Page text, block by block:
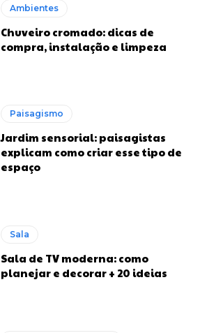
Ambientes
Chuveiro cromado: dicas de
compra, instalação e limpeza
Paisagismo
Jardim sensorial: paisagistas
explicam como criar esse tipo de
espaço
Sala
Sala de TV moderna: como
planejar e decorar + 20 ideias